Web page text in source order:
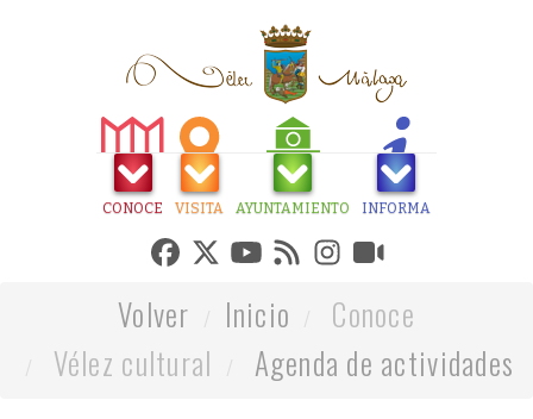
CONOCE VISITA AYUNTAMIENTO INFORMA
Volver Inicio
Conoce
Vélez cultural
Agenda de actividades